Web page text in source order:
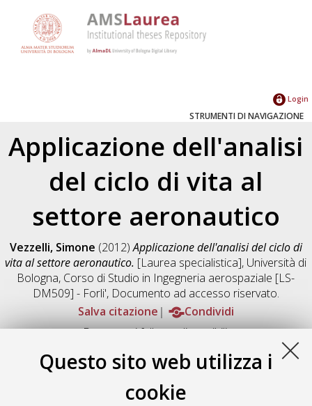
Questo sito web utilizza i
cookie
Login
STRUMENTI DI NAVIGAZIONE
Applicazione dell'analisi
del ciclo di vita al
settore aeronautico
Vezzelli, Simone (2012)Applicazione dell'analisi del ciclo di
vita al settore aeronautico. [Laurea specialistica], Università di
Bologna, Corso di Studio in Ingegneria aerospaziale [LS-
DM509] - Forli', Documento ad accesso riservato.
Salva citazione
Condividi
Documenti full-text disponibili:
Documento PDF
Full-text non accessibile
Download (6MB) |